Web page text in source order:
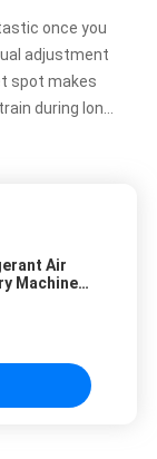
once you
adjustment
spot makes
during long
finding that
No more
it up
is fantastic
manual
that sweet
more eye
Air
Machine